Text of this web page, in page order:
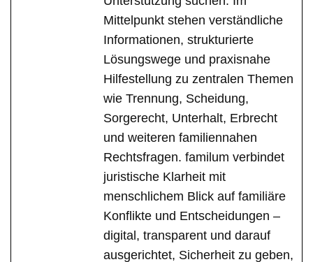
Mittelpunkt stehen verständliche
Informationen, strukturierte
Lösungswege und praxisnahe
Hilfestellung zu zentralen Themen
wie Trennung, Scheidung,
Sorgerecht, Unterhalt, Erbrecht
und weiteren familiennahen
Rechtsfragen. familum verbindet
juristische Klarheit mit
menschlichem Blick auf familiäre
Konflikte und Entscheidungen –
digital, transparent und darauf
ausgerichtet, Sicherheit zu geben,